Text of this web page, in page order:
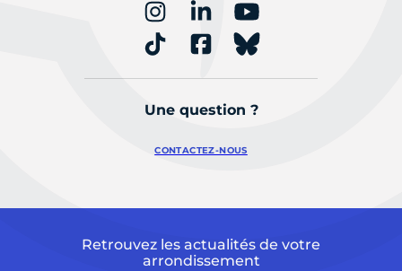
Une question ?
CONTACTEZ-NOUS
Retrouvez les actualités de votre
arrondissement